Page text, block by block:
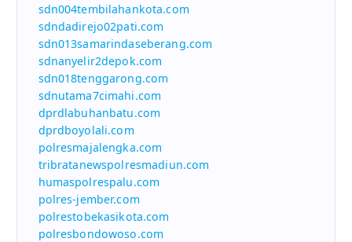
sdn004tembilahankota.com
sdndadirejo02pati.com
sdn013samarindaseberang.com
sdnanyelir2depok.com
sdn018tenggarong.com
sdnutama7cimahi.com
dprdlabuhanbatu.com
dprdboyolali.com
polresmajalengka.com
tribratanewspolresmadiun.com
humaspolrespalu.com
polres-jember.com
polrestobekasikota.com
polresbondowoso.com